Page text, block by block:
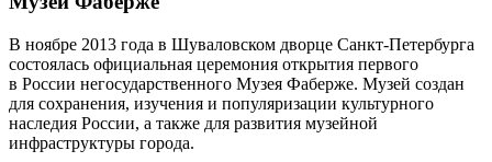
В ноябре 2013 года в Шуваловском дворце Санкт-Петербурга
состоялась официальная церемония открытия первого
в России негосударственного Музея Фаберже. Музей создан
для сохранения, изучения и популяризации культурного
наследия России, а также для развития музейной
инфраструктуры города.